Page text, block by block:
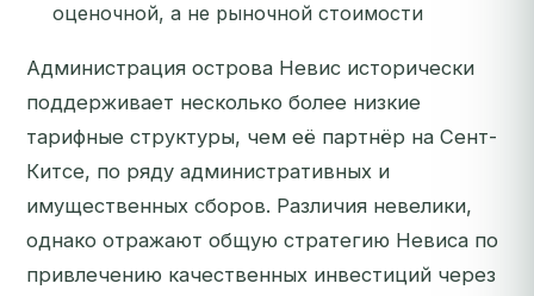
оценочной, а не рыночной стоимости
Администрация острова Невис исторически
поддерживает несколько более низкие
тарифные структуры, чем её партнёр на Сент-
Китсе, по ряду административных и
имущественных сборов. Различия невелики,
однако отражают общую стратегию Невиса по
привлечению качественных инвестиций через